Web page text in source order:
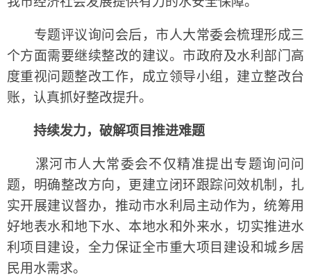
专题评议询问会后，市人大常委会梳理形成三
个方面需要继续整改的建议。市政府及水利部门高
度重视问题整改工作，成立领导小组，建立整改台
账，认真抓好整改提升。
持续发力，破解项目推进难题
漯河市人大常委会不仅精准提出专题询问问
题，明确整改方向，更建立闭环跟踪问效机制，扎
实开展建议督办，推动市水利局主动作为，统筹用
好地表水和地下水、本地水和外来水，切实推进水
利项目建设，全力保证全市重大项目建设和城乡居
民用水需求。